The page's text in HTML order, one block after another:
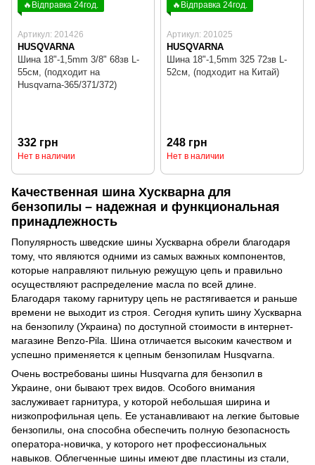
🔥Відправка 24год.
Артикул: 201426
HUSQVARNA
Шина 18"-1,5mm 3/8" 68зв L-
55см, (подходит на
Husqvarna-365/371/372)
332 грн
Нет в наличии
🔥Відправка 24год.
Артикул: 201025
HUSQVARNA
Шина 18"-1,5mm 325 72зв L-
52см, (подходит на Китай)
248 грн
Нет в наличии
Качественная шина Хускварна для
бензопилы – надежная и функциональная
принадлежность
Популярность шведские шины Хускварна обрели благодаря
тому, что являются одними из самых важных компонентов,
которые направляют пильную режущую цепь и правильно
осуществляют распределение масла по всей длине.
Благодаря такому гарнитуру цепь не растягивается и раньше
времени не выходит из строя. Сегодня купить шину Хускварна
на бензопилу (Украина) по доступной стоимости в интернет-
магазине Benzo-Pila. Шина отличается высоким качеством и
успешно применяется к цепным бензопилам Husqvarna.
Очень востребованы шины Husqvarna для бензопил в
Украине, они бывают трех видов. Особого внимания
заслуживает гарнитура, у которой небольшая ширина и
низкопрофильная цепь. Ее устанавливают на легкие бытовые
бензопилы, она способна обеспечить полную безопасность
оператора-новичка, у которого нет профессиональных
навыков. Облегченные шины имеют две пластины из стали,